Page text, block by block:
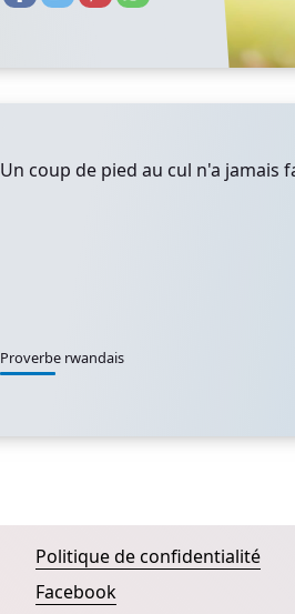
Un coup de pied au cul n'a jamais
Proverbe rwandais
Politique de confidentialité
Facebook